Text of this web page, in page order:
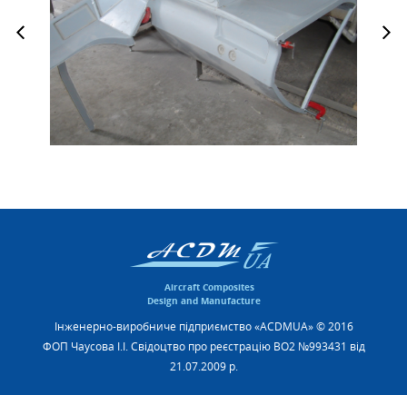
Aircraft Composites
Design and Manufacture
Інженерно-виробниче підприємство «ACDMUA» © 2016
ФОП Чаусова І.І. Свідоцтво про реєстрацію ВО2 №993431 від
21.07.2009 р.